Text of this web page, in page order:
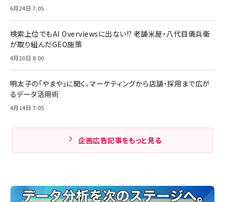
6月24日 7:05
検索上位でもAI Overviewsに出ない!? 老舗米屋・八代目儀兵衛
が取り組んだGEO施策
4月20日 8:00
明太子の「やまや」に聞く、マーケティングから店舗・採用まで広が
るデータ活用術
4月14日 7:05
企画広告記事をもっと見る